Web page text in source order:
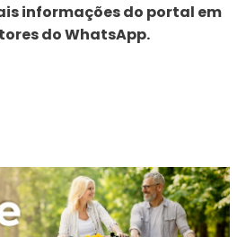
informações do portal em
do WhatsApp.